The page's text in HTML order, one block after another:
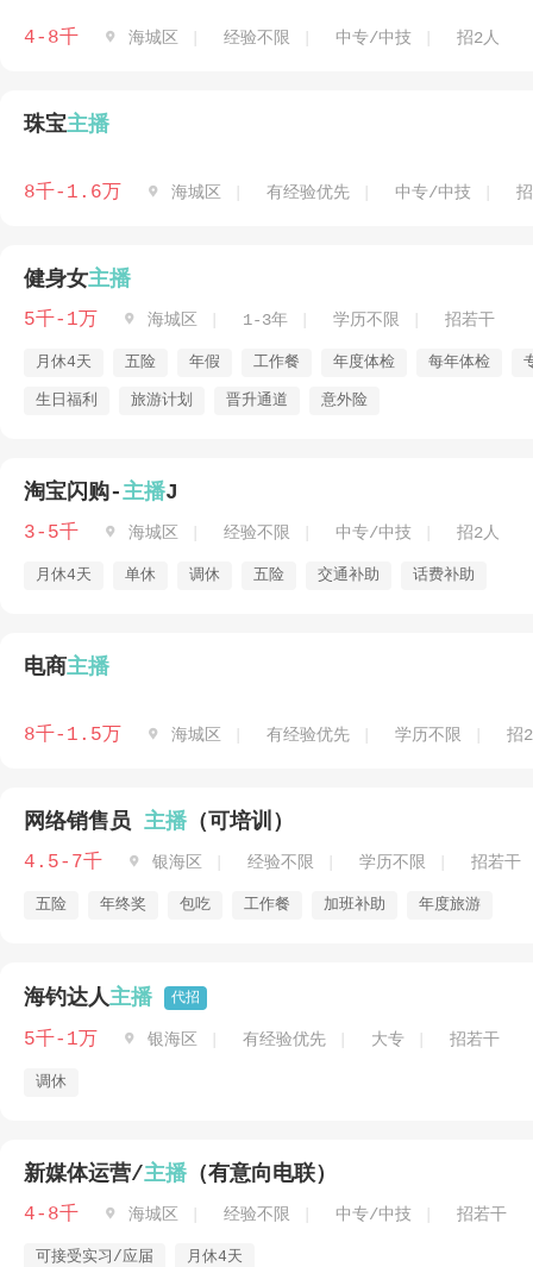
4-8千  海城区 经验不限 中专/中技 招2人
珠宝主播
8千-1.6万  海城区 有经验优先 中专/中技
健身女主播
5千-1万  海城区 1-3年 学历不限 招若干
月休4天 五险 年假 工作餐 年度体检 每年体检
生日福利 旅游计划 晋升通道 意外险
淘宝闪购-主播J
3-5千  海城区 经验不限 中专/中技 招2人
月休4天 单休 调休 五险 交通补助 话费补助
电商主播
8千-1.5万  海城区 有经验优先 学历不限 招
网络销售员 主播 （可培训）
4.5-7千  银海区 经验不限 学历不限 招若干
五险 年终奖 包吃 工作餐 加班补助 年度旅游
海钓达人主播 代招
5千-1万  银海区 有经验优先 大专 招若干
调休
新媒体运营/主播 （有意向电联）
4-8千  海城区 经验不限 中专/中技 招若干
可接受实习/应届 月休4天